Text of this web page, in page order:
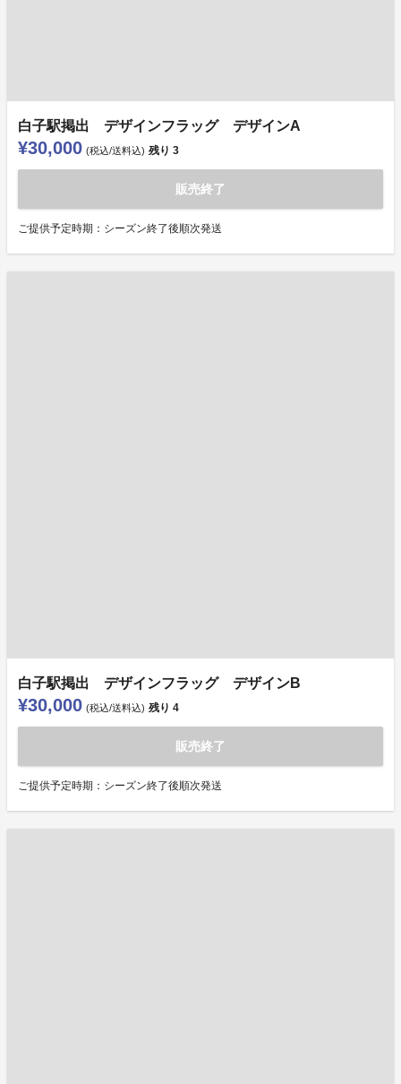
白子駅掲出 デザインフラッグ デザインA
¥30,000 (税込/送料込) 残り 3
販売終了
ご提供予定時期：シーズン終了後順次発送
白子駅掲出 デザインフラッグ デザインB
¥30,000 (税込/送料込) 残り 4
販売終了
ご提供予定時期：シーズン終了後順次発送